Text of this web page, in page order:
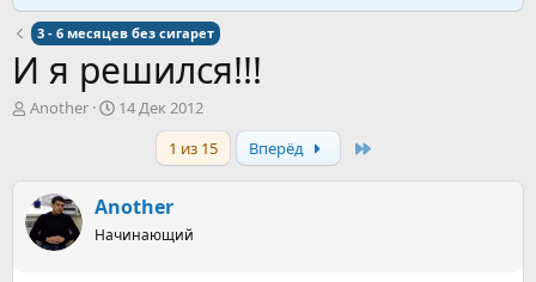
3 - 6 месяцев без сигарет
И я решился!!!
А
т
е
Another
Д
а
ч
14 Дек 2012
1 из 15
Вперёд
Another
Начинающий